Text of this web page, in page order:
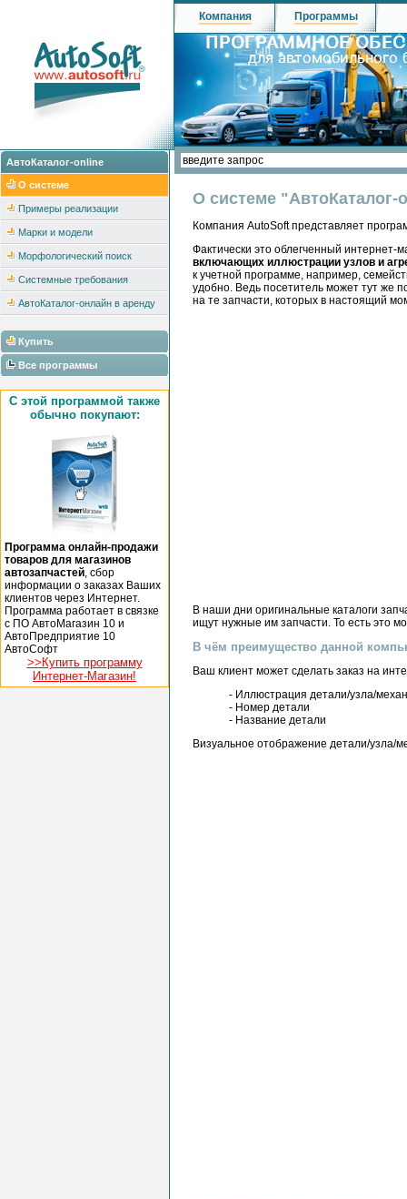
АвтоКаталог-online
О системе
Примеры реализации
Марки и модели
Морфологический поиск
Системные требования
АвтоКаталог-онлайн в аренду
Купить
Все программы
С этой программой также
обычно покупают:
Программа онлайн-продажи
товаров для магазинов
автозапчастей , сбор
информации о заказах Ваших
клиентов через Интернет.
Программа работает в связке
с ПО АвтоМагазин 10 и
АвтоПредприятие 10
АвтоСофт
>>Купить программу
Интернет-Магазин!
Компания Программы
О системе "АвтоКаталог-
Компания AutoSoft представляет
Фактически это облегченный
включающих иллюстрации узлов и
к учетной программе, например,
удобно. Ведь посетитель может тут же
на те запчасти, которых в настоящий
В наши дни оригинальные каталоги
ищут нужные им запчасти. То есть это
В чём преимущество данной
Ваш клиент может сделать заказ на
- Иллюстрация детали/узла/
- Номер детали
- Название детали
Визуальное отображение детали/узла/